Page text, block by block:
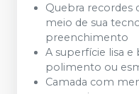
Quebra recordes
meio de sua
preenchimento
A superfície lisa
polimento ou
Camada com